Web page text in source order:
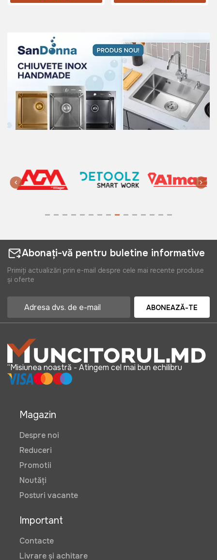
Abonați-vă pentru buletine informative
Primiți actualizări prin e-mail despre cele mai recente produse
și oferte
ABONEAZĂ-TE
“Misiunea noastră - Atingem cel mai bun echilibru
Magazin
Despre noi
Reduceri
Promotii
Noutăți
Posturi vacante
Important
Contacte
Livrare și achitare